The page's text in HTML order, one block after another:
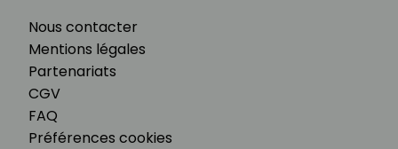
Nous contacter
Mentions légales
Partenariats
CGV
FAQ
Préférences cookies